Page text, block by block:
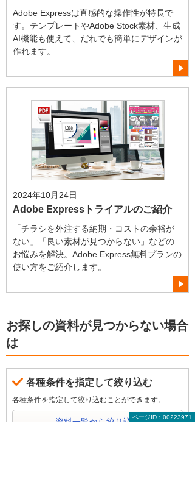
Adobe Expressは直感的な操作性が特長で
す。テンプレートやAdobe Stock素材、生成
AI機能も使えて、だれでも簡単にデザインが
作れます。
2024年10月24日
Adobe Expressトライアルのご紹介
「チラシを外注する納期・コストの余裕が
ない」「良い素材が見つからない」などの
お悩みを解決。Adobe Express無料プランの
使い方をご紹介します。
お探しの資料が見つからない場合
は
各種条件を指定して絞り込む
各種条件を指定して絞り込むことができます。
資料一覧から絞り込むページID：00223971